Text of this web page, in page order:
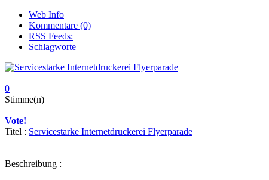
Web Info
Kommentare (0)
RSS Feeds:
Schlagworte
0
Stimme(n)
Vote!
Titel : Servicestarke Internetdruckerei Flyerparade
Beschreibung :